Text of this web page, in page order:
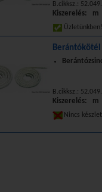
B.cikksz.:
Kiszerelés: m
B.cikksz.:
Kiszerelés: m
Nincs